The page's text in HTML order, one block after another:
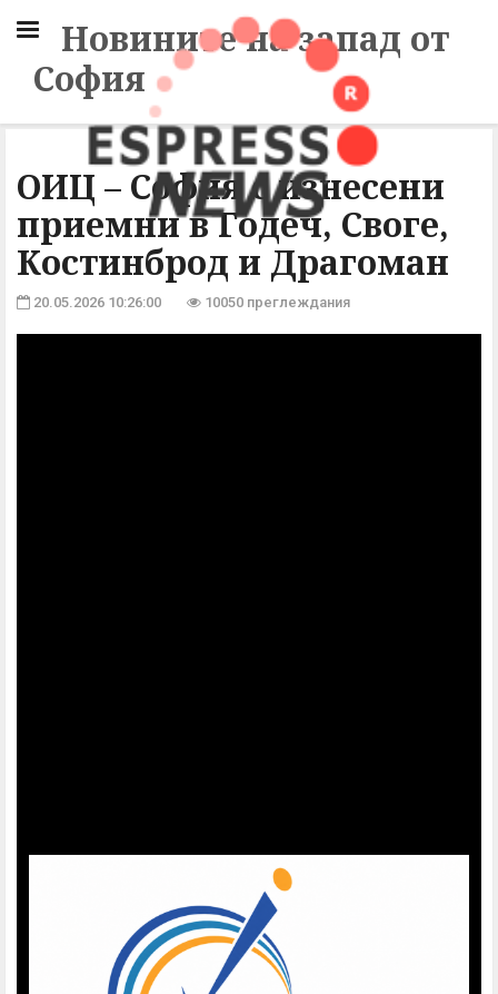
Новините на запад от
София
ОИЦ – София с изнесени
приемни в Годеч, Своге,
Костинброд и Драгоман
20.05.2026 10:26:00 10050 преглеждания